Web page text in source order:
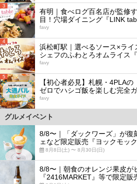
3
有明｜食べログ百名店が監修
目！穴場ダイニング『LINK
favy
4
浜松町駅｜選べるソース×ラ
シェフのふわとろオムライス『
favy
5
【初心者必見】札幌・4PLA
ゼロでハシゴ飯を楽しむ完全
favy
グルメイベント
8/8〜｜「ダックワーズ」が復
ェなど限定販売『ヨックモック
8月8日(土) 〜 8月30日(日)
8/8〜｜朝食のオレンジ果皮が
『2416MARKET』等で限定販